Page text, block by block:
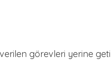
görevleri yerine